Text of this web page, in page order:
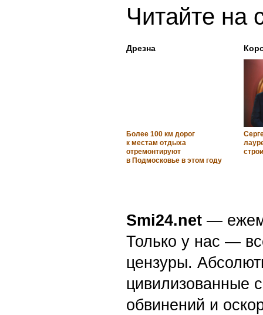
Читайте на
Дрезна
Более 100 км дорог
к местам отдыха
отремонтируют
в Подмосковье в этом году
Smi24.net —
Только у нас —
цензуры.
цивилизованные
обвинений и